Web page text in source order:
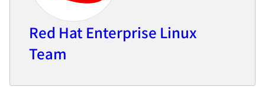
Red Hat Enterprise Linux
Team